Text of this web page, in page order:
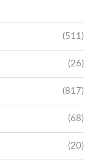
(511)
(26)
(817)
(68)
(20)